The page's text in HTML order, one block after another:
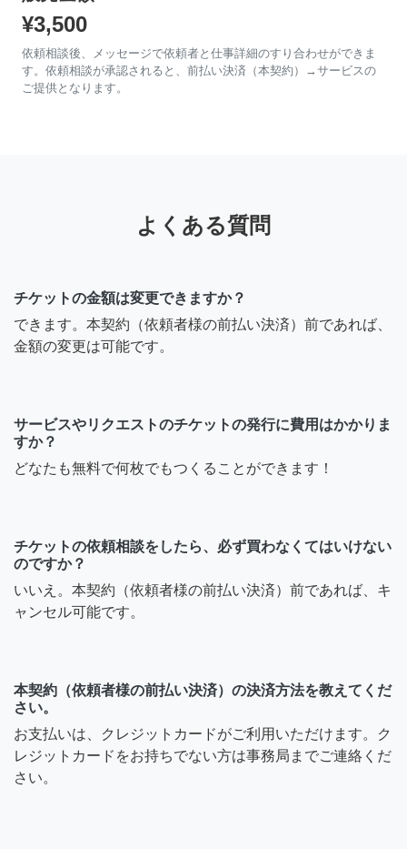
¥3,500
依頼相談後、メッセージで依頼者と仕事詳細のすり合わせができま
す。依頼相談が承認されると、前払い決済（本契約）→サービスの
ご提供となります。
よくある質問
チケットの金額は変更できますか？
できます。本契約（依頼者様の前払い決済）前であれば、
金額の変更は可能です。
サービスやリクエストのチケットの発行に費用はかかりま
すか？
どなたも無料で何枚でもつくることができます！
チケットの依頼相談をしたら、必ず買わなくてはいけない
のですか？
いいえ。本契約（依頼者様の前払い決済）前であれば、キ
ャンセル可能です。
本契約（依頼者様の前払い決済）の決済方法を教えてくだ
さい。
お支払いは、クレジットカードがご利用いただけます。ク
レジットカードをお持ちでない方は事務局までご連絡くだ
さい。